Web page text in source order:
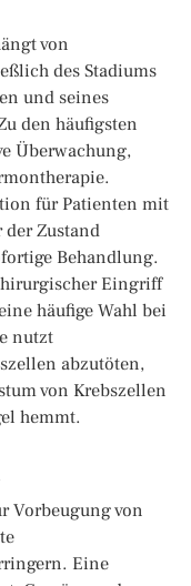
von
des Stadiums
und seines
den häufigsten
Überwachung,
für Patienten mit
der Zustand
Behandlung.
Eingriff
häufige Wahl bei
nutzt
abzutöten,
von Krebszellen
hemmt.
Vorbeugung von
Eine